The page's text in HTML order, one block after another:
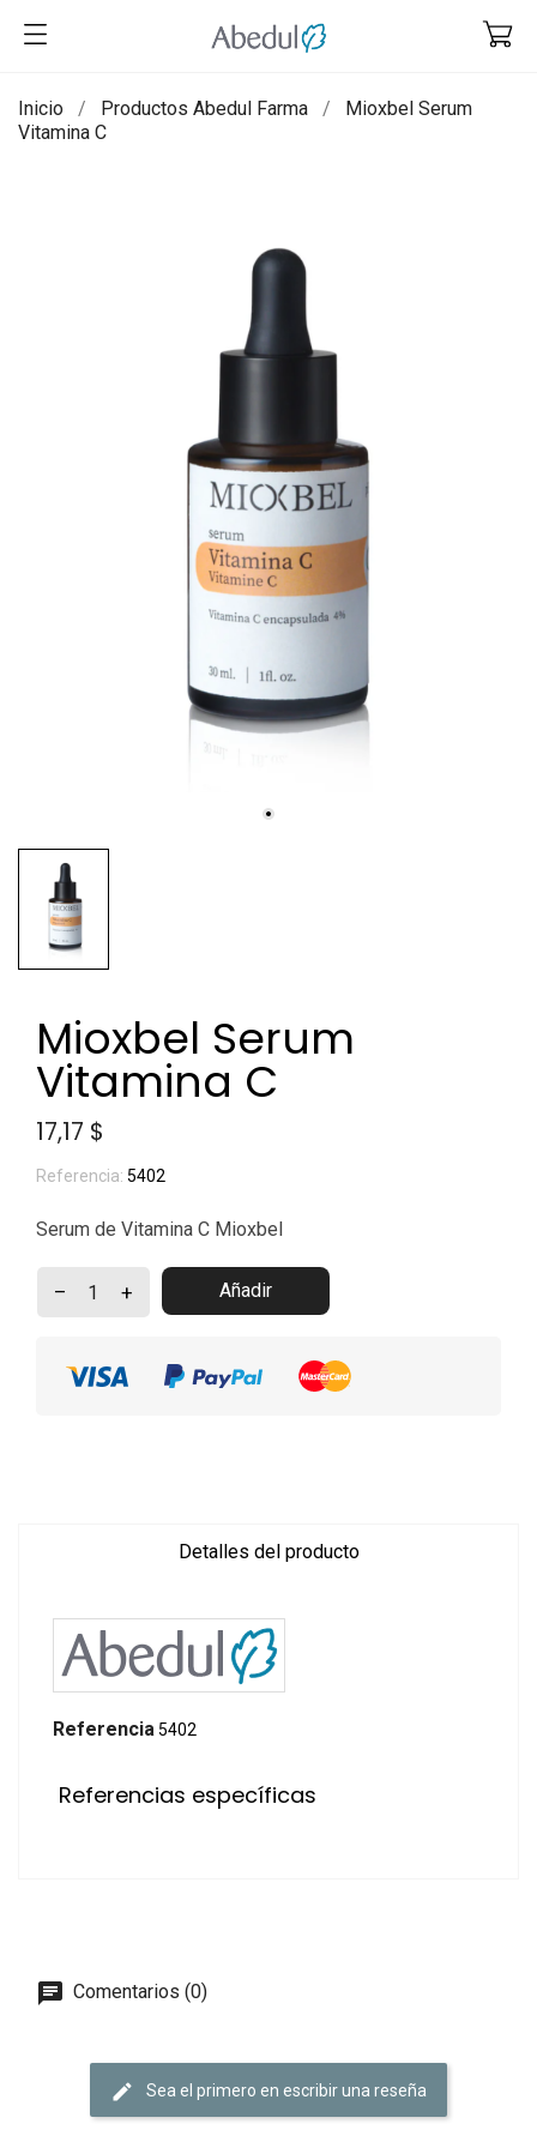
Inicio Productos Abedul Farma
Mioxbel Serum
Vitamina C
Mioxbel Serum
Vitamina C
17,17 $
Referencia: 5402
Serum de Vitamina C Mioxbel
– + Añadir
Detalles del producto
Referencia5402
Referencias específicas
Comentarios (0)
Sea el primero en escribir una reseña